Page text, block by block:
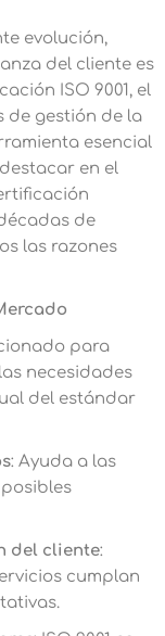
evolución,
del cliente es
ISO 9001, el
de gestión de la
esencial
en el
de
las razones
para
necesidades
del estándar
: Ayuda a las
del cliente:
cumplan